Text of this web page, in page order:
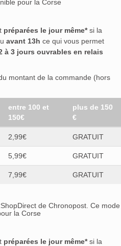
pour la Corse
préparées le jour même*si la
avant 13h ce qui vous permet
à 3 jours ouvrables en relais
montant de la commande (hors
entre 100 et
150€
plus de 150
€
2,99€ GRATUIT
5,99€ GRATUIT
7,99€ GRATUIT
de Chronopost. Ce mode
la Corse
préparées le jour même*si la